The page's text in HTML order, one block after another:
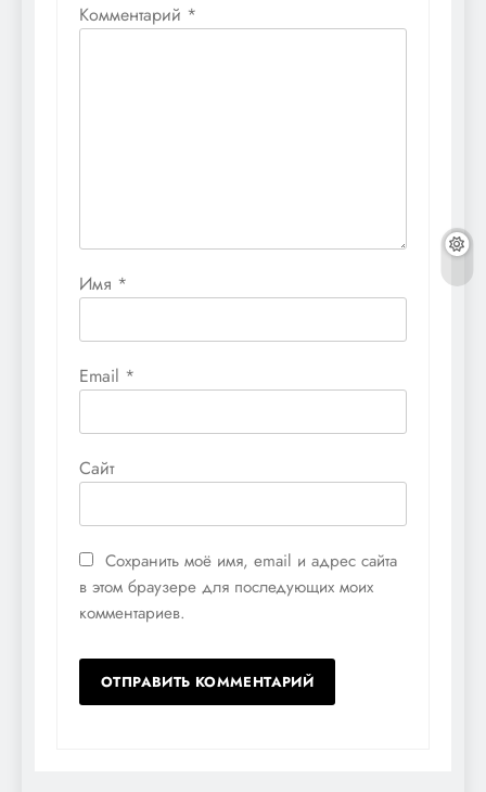
Комментарий *
Имя *
Email *
Сайт
Сохранить моё имя, email и адрес сайта
в этом браузере для последующих моих
комментариев.